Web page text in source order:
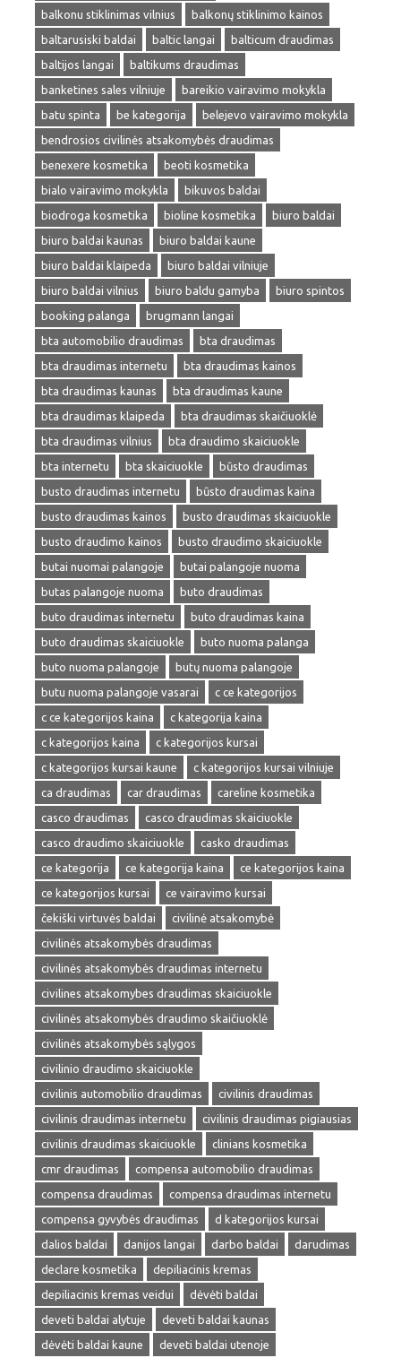
balkonu stiklinimas vilnius
balkonų stiklinimo kainos
baltarusiski baldai
baltic langai
balticum draudimas
baltijos langai
baltikums draudimas
banketines sales vilniuje
bareikio vairavimo mokykla
batu spinta
be kategorija
belejevo vairavimo mokykla
bendrosios civilinės atsakomybės draudimas
benexere kosmetika
beoti kosmetika
bialo vairavimo mokykla
bikuvos baldai
biodroga kosmetika
bioline kosmetika
biuro baldai
biuro baldai kaunas
biuro baldai kaune
biuro baldai klaipeda
biuro baldai vilniuje
biuro baldai vilnius
biuro baldu gamyba
biuro spintos
booking palanga
brugmann langai
bta automobilio draudimas
bta draudimas
bta draudimas internetu
bta draudimas kainos
bta draudimas kaunas
bta draudimas kaune
bta draudimas klaipeda
bta draudimas skaičiuoklė
bta draudimas vilnius
bta draudimo skaiciuokle
bta internetu
bta skaiciuokle
būsto draudimas
busto draudimas internetu
būsto draudimas kaina
busto draudimas kainos
busto draudimas skaiciuokle
busto draudimo kainos
busto draudimo skaiciuokle
butai nuomai palangoje
butai palangoje nuoma
butas palangoje nuoma
buto draudimas
buto draudimas internetu
buto draudimas kaina
buto draudimas skaiciuokle
buto nuoma palanga
buto nuoma palangoje
butų nuoma palangoje
butu nuoma palangoje vasarai
c ce kategorijos
c ce kategorijos kaina
c kategorija kaina
c kategorijos kaina
c kategorijos kursai
c kategorijos kursai kaune
c kategorijos kursai vilniuje
ca draudimas
car draudimas
careline kosmetika
casco draudimas
casco draudimas skaiciuokle
casco draudimo skaiciuokle
casko draudimas
ce kategorija
ce kategorija kaina
ce kategorijos kaina
ce kategorijos kursai
ce vairavimo kursai
čekiški virtuvės baldai
civilinė atsakomybė
civilinės atsakomybės draudimas
civilinės atsakomybės draudimas internetu
civilines atsakomybes draudimas skaiciuokle
civilinės atsakomybės draudimo skaičiuoklė
civilinės atsakomybės sąlygos
civilinio draudimo skaiciuokle
civilinis automobilio draudimas
civilinis draudimas
civilinis draudimas internetu
civilinis draudimas pigiausias
civilinis draudimas skaiciuokle
clinians kosmetika
cmr draudimas
compensa automobilio draudimas
compensa draudimas
compensa draudimas internetu
compensa gyvybės draudimas
d kategorijos kursai
dalios baldai
danijos langai darbo baldai
darudimas
declare kosmetika
depiliacinis kremas
depiliacinis kremas veidui
dėvėti baldai
deveti baldai alytuje
deveti baldai kaunas
dėvėti baldai kaune
deveti baldai utenoje